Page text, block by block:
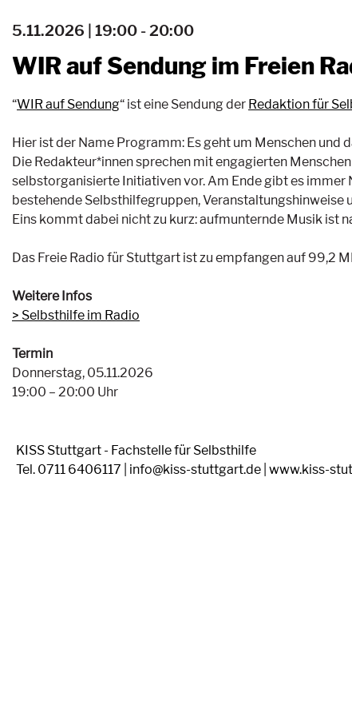
5.11.2026 | 19:00 - 20:00
WIR auf Sendung im Freien
“WIR auf Sendung“ ist eine Sendung der Redaktion für
Hier ist der Name Programm: Es geht um Menschen und
Die Redakteur*innen sprechen mit engagierten
selbstorganisierte Initiativen vor. Am Ende gibt es
bestehende Selbsthilfegruppen,
Eins kommt dabei nicht zu kurz: aufmunternde Musik ist
Das Freie Radio für Stuttgart ist zu empfangen auf 99,2
Weitere Infos
Selbsthilfe im Radio
Termin
Donnerstag, 05.11.2026
19:00 – 20:00 Uhr
KISS Stuttgart - Fachstelle für Selbsthilfe
Tel. 0711 6406117 | info@kiss-stuttgart.de | www.kiss-